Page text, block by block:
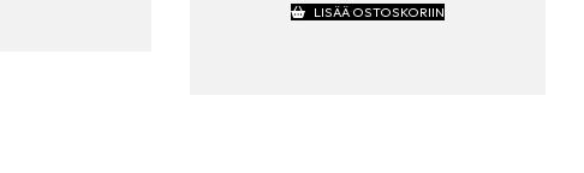
LISÄÄ OSTOSKORIIN